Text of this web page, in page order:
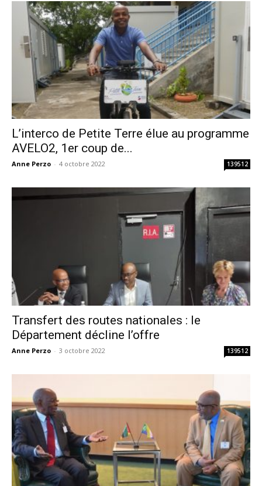
L’interco de Petite Terre élue au programme
AVELO2, 1er coup de...
Anne Perzo - 4 octobre 2022 139512
Transfert des routes nationales : le
Département décline l’offre
Anne Perzo - 3 octobre 2022 139512